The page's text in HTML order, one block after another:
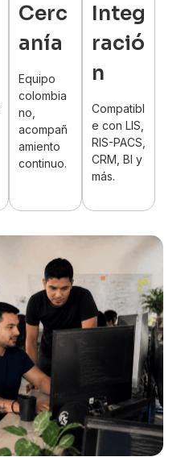
Cerc
anía
Equipo
colombia
no,
acompañ
amiento
continuo.
Integ
ració
n
Compatibl
e con LIS,
RIS-PACS,
CRM, BI y
más.